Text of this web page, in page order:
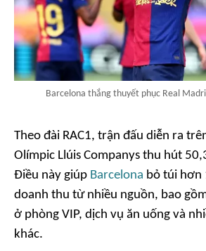
Barcelona thắng thuyết phục Real
Theo đài RAC1, trận đấu diễn ra
Olímpic Llúis Companys thu hút
Điều này giúp Barcelona bỏ túi hơn
doanh thu từ nhiều nguồn, bao
ở phòng VIP, dịch vụ ăn uống và
khác.